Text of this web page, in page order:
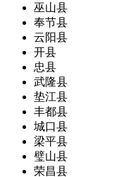
巫山县
奉节县
云阳县
开县
忠县
武隆县
垫江县
丰都县
城口县
梁平县
璧山县
荣昌县